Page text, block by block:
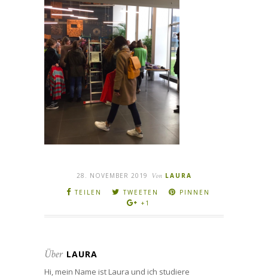
28. NOVEMBER 2019 Von LAURA
TEILEN
TWEETEN
PINNEN
+1
Über LAURA
Hi, mein Name ist Laura und ich studiere